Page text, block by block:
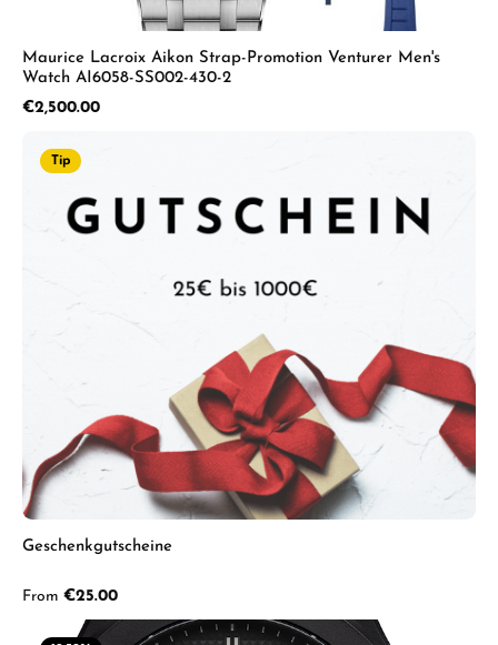
Maurice Lacroix Aikon Strap-Promotion Venturer Men's
Watch AI6058-SS002-430-2
Regular price:
€2,500.00
Tip
Geschenkgutscheine
Regular price:
From €25.00